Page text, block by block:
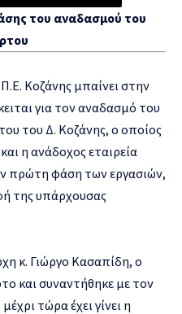
του αναδασμού του
Κοζάνης μπαίνει στην
για τον αναδασμό του
του Δ. Κοζάνης, ο οποίος
η ανάδοχος εταιρεία
πρώτη φάση των εργασιών,
της υπάρχουσας
κ. Γιώργο Κασαπίδη, ο
και συναντήθηκε με τον
τώρα έχει γίνει η